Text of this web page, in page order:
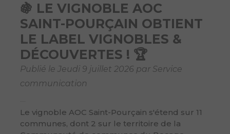
🍇 LE VIGNOBLE AOC
SAINT-POURÇAIN OBTIENT
LE LABEL VIGNOBLES &
DÉCOUVERTES ! 🏆
Publié le Jeudi 9 juillet 2026 par Service
communication
Le vignoble AOC Saint-Pourçain s'étend sur 11
communes, dont 2 sur le territoire de la